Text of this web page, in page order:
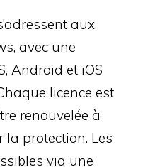
aux
avec une
Android et iOS
licence est
renouvelée à
protection. Les
via une